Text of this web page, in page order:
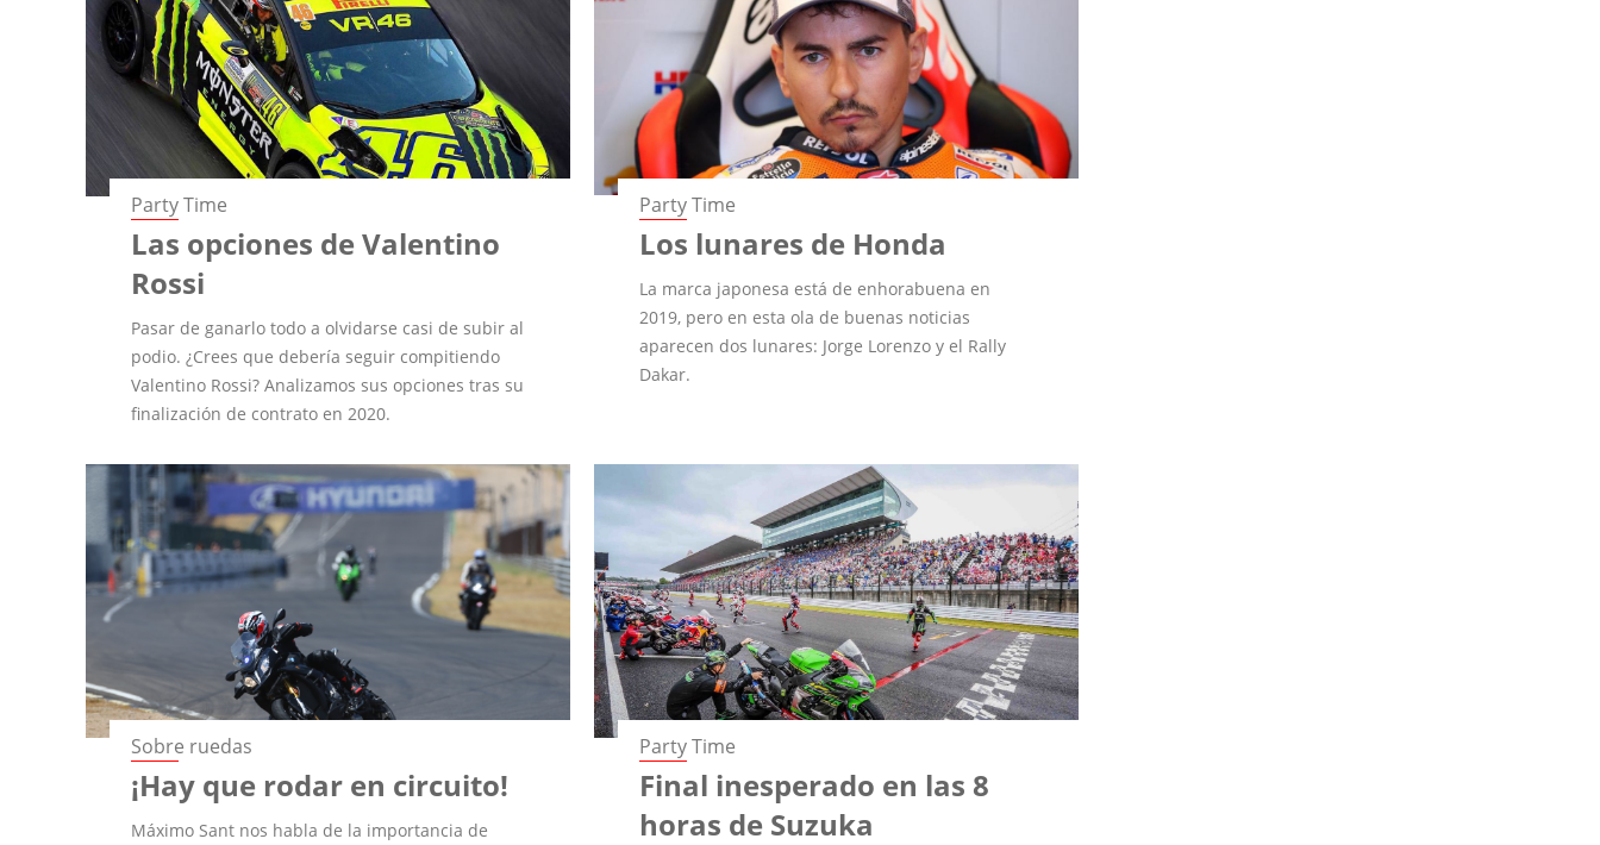
Party Time
Las opciones de Valentino
Rossi
Pasar de ganarlo todo a olvidarse casi de subir al
podio. ¿Crees que debería seguir compitiendo
Valentino Rossi? Analizamos sus opciones tras su
finalización de contrato en 2020.
Party Time
Los lunares de Honda
La marca japonesa está de enhorabuena en
2019, pero en esta ola de buenas noticias
aparecen dos lunares: Jorge Lorenzo y el Rally
Dakar.
Sobre ruedas
¡Hay que rodar en circuito!
Máximo Sant nos habla de la importancia de
Party Time
Final inesperado en las 8
horas de Suzuka